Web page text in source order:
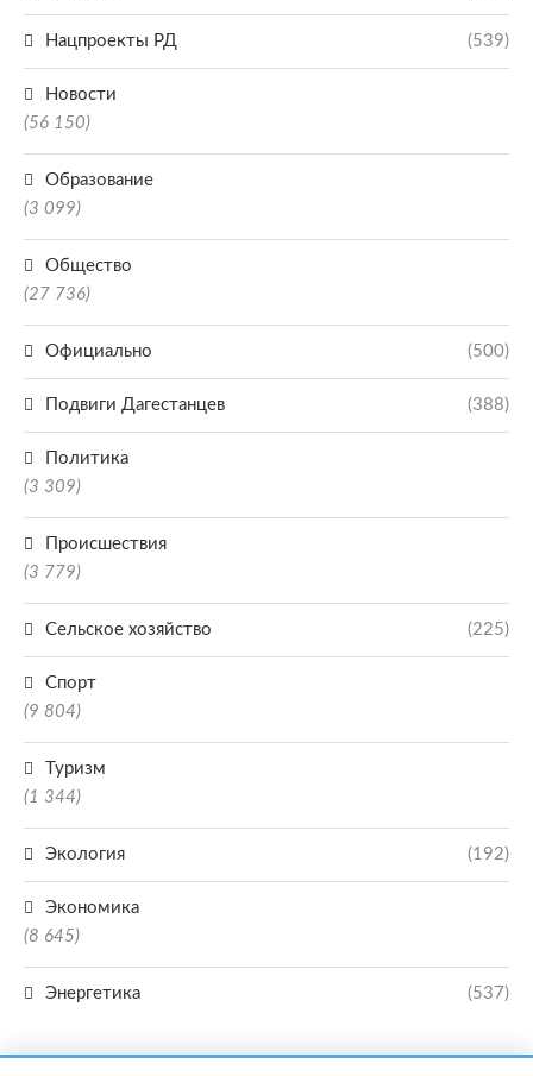
Нацпроекты РД (539)
Новости
(56 150)
Образование
(3 099)
Общество
(27 736)
Официально (500)
Подвиги Дагестанцев (388)
Политика
(3 309)
Происшествия
(3 779)
Сельское хозяйство (225)
Спорт
(9 804)
Туризм
(1 344)
Экология (192)
Экономика
(8 645)
Энергетика (537)